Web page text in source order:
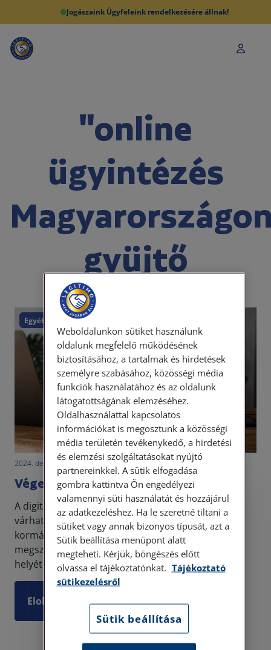
Jogászaink Ügyfeleink rendelkezésére állnak!
"online
ügyintézés
gyüjtő
Egyéb
2024. december 2. • LegitiMoadmin
Vége az ügyfélkapunak, jön a DÁP
A digitális ügyintézés terén jelentős változások
várhatók Magyarországon a közeljövőben. A
kormány bejelentette, hogy 2025. január 16-tól
megszűnik a hagyományos Ügyfélkapu rendszer,
helyét az Ügyf...
Elolvasom
Személyes ügyfélfogadás
Tisztelt Ügyfeleink!
Személyes ügyfélszolgálatunk telefonon
történő előzetes időpontegyeztetés után,
szerdai napokon érhető el.
30/A. 8. emelet. Pontos megközelítési
útmutatónk a Kapcsolat – Elérhetőségeink
Weboldalunkon sütiket használunk
oldalunk megfelelő működésének
biztosításához, a tartalmak és hirdetések
személyre szabásához, közösségi média
funkciók használatához és az oldalunk
látogatottságának elemzéséhez.
Oldalhasználattal kapcsolatos
információkat is megosztunk a közösségi
média területén tevékenykedő, a hirdetési
és elemzési szolgáltatásokat nyújtó
partnereinkkel. A sütik elfogadása
gombra kattintva Ön engedélyezi
valamennyi süti használatát és hozzájárul
az adatkezeléshez. Ha le szeretné tiltani a
sütiket vagy annak bizonyos típusát, azt a
Sütik beállítása menüpont alatt
megteheti. Kérjük, böngészés előtt
olvassa el tájékoztatónkat. Tájékoztató
sütikezelésről
Sütik beállítása